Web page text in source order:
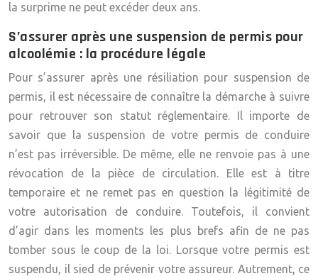
la surprime ne peut excéder deux ans.
S’assurer après une suspension de permis pour
alcoolémie : la procédure légale
Pour s’assurer après une résiliation pour suspension de
permis, il est nécessaire de connaître la démarche à suivre
pour retrouver son statut réglementaire. Il importe de
savoir que la suspension de votre permis de conduire
n’est pas irréversible. De même, elle ne renvoie pas à une
révocation de la pièce de circulation. Elle est à titre
temporaire et ne remet pas en question la légitimité de
votre autorisation de conduire. Toutefois, il convient
d’agir dans les moments les plus brefs afin de ne pas
tomber sous le coup de la loi. Lorsque votre permis est
suspendu, il sied de prévenir votre assureur. Autrement, ce